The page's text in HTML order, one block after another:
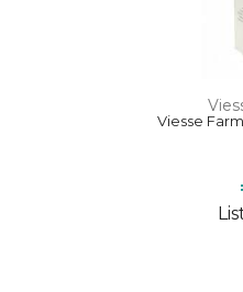
Viesse